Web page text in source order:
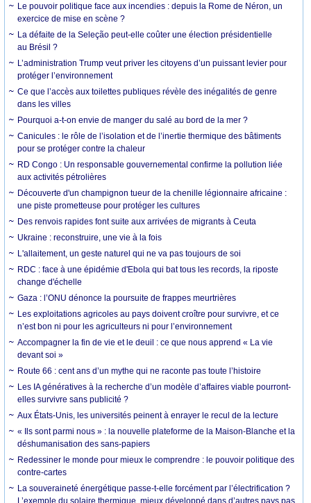
Le pouvoir politique face aux incendies : depuis la Rome de Néron, un
exercice de mise en scène ?
La défaite de la Seleção peut-elle coûter une élection présidentielle
au Brésil ?
L’administration Trump veut priver les citoyens d’un puissant levier pour
protéger l’environnement
Ce que l’accès aux toilettes publiques révèle des inégalités de genre
dans les villes
Pourquoi a-t-on envie de manger du salé au bord de la mer ?
Canicules : le rôle de l’isolation et de l’inertie thermique des bâtiments
pour se protéger contre la chaleur
RD Congo : Un responsable gouvernemental confirme la pollution liée
aux activités pétrolières
Découverte d'un champignon tueur de la chenille légionnaire africaine :
une piste prometteuse pour protéger les cultures
Des renvois rapides font suite aux arrivées de migrants à Ceuta
Ukraine : reconstruire, une vie à la fois
L'allaitement, un geste naturel qui ne va pas toujours de soi
RDC : face à une épidémie d'Ebola qui bat tous les records, la riposte
change d'échelle
Gaza : l’ONU dénonce la poursuite de frappes meurtrières
Les exploitations agricoles au pays doivent croître pour survivre, et ce
n’est bon ni pour les agriculteurs ni pour l’environnement
Accompagner la fin de vie et le deuil : ce que nous apprend « La vie
devant soi »
Route 66 : cent ans d’un mythe qui ne raconte pas toute l’histoire
Les IA génératives à la recherche d’un modèle d’affaires viable pourront-
elles survivre sans publicité ?
Aux États-Unis, les universités peinent à enrayer le recul de la lecture
« Ils sont parmi nous » : la nouvelle plateforme de la Maison-Blanche et la
déshumanisation des sans-papiers
Redessiner le monde pour mieux le comprendre : le pouvoir politique des
contre-cartes
La souveraineté énergétique passe-t-elle forcément par l’électrification ?
L’exemple du solaire thermique, mieux développé dans d’autres pays pas